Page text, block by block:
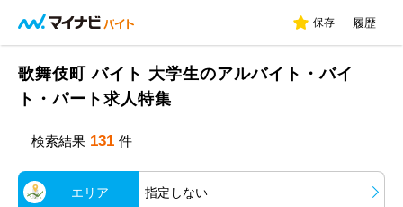
保存 履歴
歌舞伎町 バイト 大学生のアルバイト・バイ
ト・パート求人特集
検索結果 131 件
エリア 指定しない